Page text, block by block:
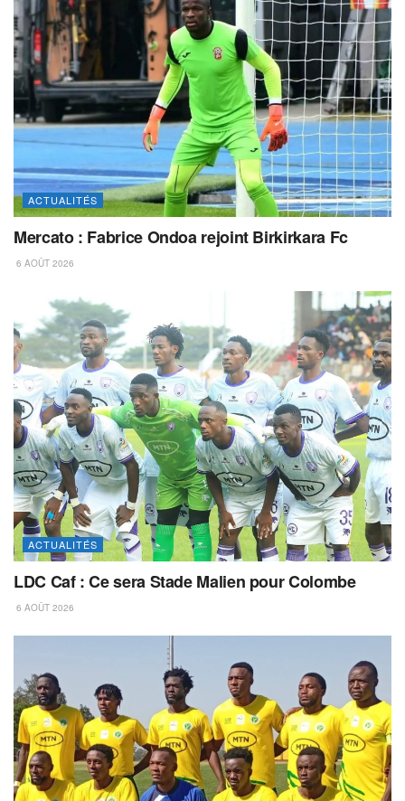
ACTUALITÉS
Mercato : Fabrice Ondoa rejoint Birkirkara Fc
6 AOÛT 2026
ACTUALITÉS
LDC Caf : Ce sera Stade Malien pour Colombe
6 AOÛT 2026